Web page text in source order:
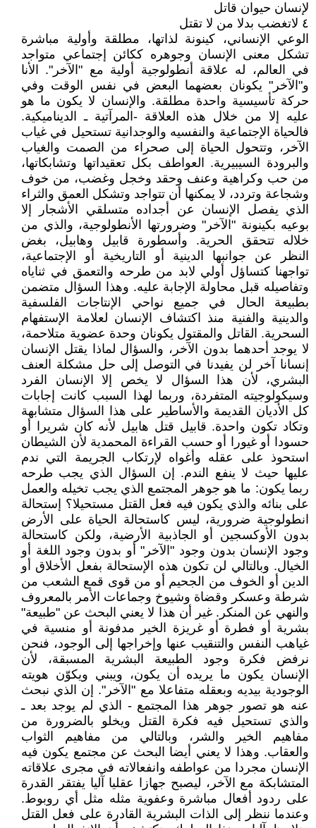
لإنسان حيوان قاتل
٤ لاتغضب بدلا من لا تقتل
الوعي الإنساني، كينونة لذاتها، مطلقة وأولية مباشرة
تشكل معنى الإنسان وجوهره ككائن إجتماعي متواجد
في العالم، له علاقة أنطولوجية أولية مع "الآخر". الأنا
و"الآخر" يكونان بعضهما البعض في نفس الوقت وفي
حركة تأسيسية واحدة مطلقة. والإنسان لا يكون ما هو
عليه إلا من خلال هذه العلاقة -المرآتية ـ الديناميكية.
فالحياة الإجتماعية والنفسيه والوجدانية تستحيل في غياب
الآخر، وتتحول الحياة إلى صحراء من الصمت والغياب
والبرودة السيبيرية. العواطف بكل تعقيداتها وتشابكاتها،
من حب وكراهية وعنف وحقد وخجل وغضب، من خوف
وشجاعة وتردد، لا يمكنها أن تتواجد وتشكل العمق والثراء
الذي يفصل الإنسان عن أجداده متسلقي الأشجار إلا
بوعيه بكينونة "الآخر" وضرورتها الأنطولوجية، والذي من
خلاله تتحقق الحرية. وأسطورة قابيل وهابيل، بغض
النظر عن جوانبها الدينية أو التاريخية أو الإجتماعية،
تواجهنا كتساؤل أولي لابد من طرحه والتعمق في ثناياه
وتفاصيله قبل محاولة الإجابة عليه. وهذا السؤال متضمن
بطبيعة الحال في جميع نواحي الإنتاجات الفلسفية
والدينية والفنية منذ اكتشاف الإنسان لعلامة الإستفهام
السحرية. القاتل والمقتول يكونان وحدة عضوية متلاحمة،
لا يوجد أحدهما بدون الآخر، والسؤال لماذا يقتل الإنسان
إنسانا آخر لن يفيدنا في التوصل إلى حل مشكلة العنف
البشري، لأن هذا السؤال لا يخص إلا الإنسان الفرد
وسيكولوجيته المتفردة، وربما لهذا السبب كانت إجابات
كل الأديان القديمة والأساطير على هذا السؤال متشابهة
وتكاد تكون واحدة. قابيل قتل هابيل لأنه كان شريرا أو
حسودا أو غيورا أو حسب القراءة المحمدية لأن الشيطان
استحوذ على عقله وأغواه لإرتكاب الجريمة التي ندم
عليها حيث لا ينفع الندم. إن السؤال الذي يجب طرحه
ربما يكون: ما هو جوهر المجتمع الذي يجب تخيله والعمل
على بنائه والذي يكون فيه فعل القتل مستحيلا؟ إستحالة
انطولوجية ضرورية، ليس كاستحالة الحياة على الأرض
بدون الأوكسجين أو الجاذبية الأرضية، ولكن كاستحالة
وجود الإنسان بدون وجود "الآخر" أو بدون وجود اللغة أو
الخيال. وبالتالي لن تكون هذه الإستحالة بفعل الأخلاق أو
الدين أو الخوف من الجحيم أو من قوى قمع الشعب من
شرطة وعسكر وقضاة وشيوخ وجماعات الأمر بالمعروف
والنهي عن المنكر. غير أن هذا لا يعني البحث عن "طبيعة"
بشرية أو فطرة أو غريزة الخير مدفونة أو منسية في
غياهب النفس والتنقيب عنها وإخراجها إلى الوجود، فنحن
نرفض فكرة وجود الطبيعة البشرية المسبقة، لأن
الإنسان يكون ما يريده أن يكون، ويبني ويكوّن هويته
الوجودية بيديه وبعقله متفاعلا مع "الآخر". إن الذي نبحث
عنه هو تصور جوهر هذا المجتمع - الذي لم يوجد بعد ـ
والذي تستحيل فيه فكرة القتل ويخلو بالضرورة من
مفاهيم الخير والشر، وبالتالي من مفاهيم الثواب
والعقاب. وهذا لا يعني أيضا البحث عن مجتمع يكون فيه
الإنسان مجردا من عواطفه وانفعالاته في مجرى علاقاته
المتشابكة مع الآخر، ليصبح جهازا عقليا آليا يفتقر القدرة
على ردود أفعال مباشرة وعفوية مثله مثل أي روبوط.
وعندما ننظر إلى الذات البشرية القادرة على فعل القتل